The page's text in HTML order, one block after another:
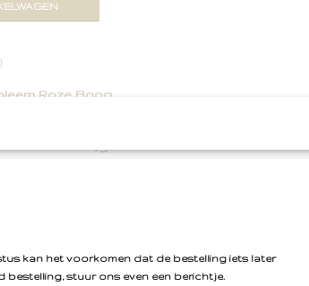
Roze Boog
kan het voorkomen dat de bestelling iets later
bestelling, stuur ons even een berichtje.